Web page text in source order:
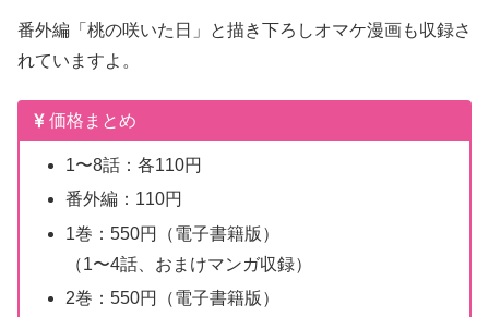
番外編「桃の咲いた日」と描き下ろしオマケ漫画も収録さ
れていますよ。
価格まとめ
1〜8話：各110円
番外編：110円
1巻：550円（電子書籍版）
（1〜4話、おまけマンガ収録）
2巻：550円（電子書籍版）